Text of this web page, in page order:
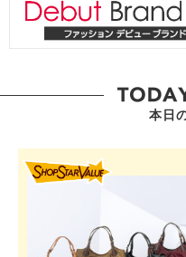
本日